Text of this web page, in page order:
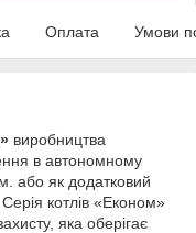
Оплата Умови
виробництва
в автономному
або як додатковий
котлів «Економ»
яка оберігає